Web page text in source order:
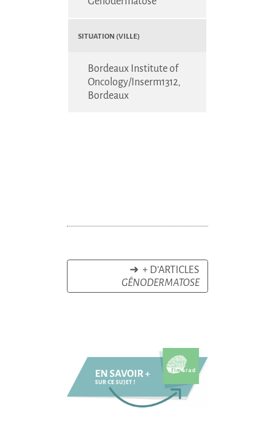
Situation (Ville)
Bordeaux Institute of
Oncology/Inserm1312,
Bordeaux
➜ + D’ARTICLES
GÉNODERMATOSE